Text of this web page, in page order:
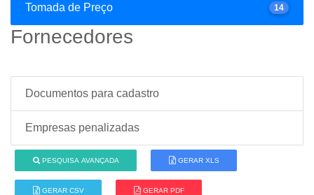
Tomada de Preço 14
Fornecedores
Documentos para cadastro
Empresas penalizadas
PESQUISA AVANÇADA GERAR XLS
GERAR CSV GERAR PDF